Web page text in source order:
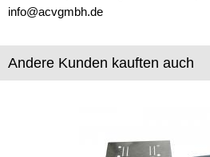
MCX
Mini-Fakra (2 polig)
info@acvgmbh.de
Andere Kunden kauften auch